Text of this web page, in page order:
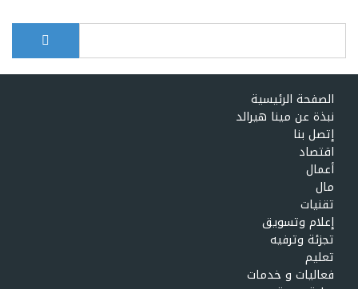
Search form بحث
الصفحة الرئيسية
نبذة عن مينا هيرالد
إتصل بنا
اقتصاد
أعمال
مال
تقنيات
إعلام وتسويق
تجزئة وترفيه
تعليم
فعاليات و خدمات